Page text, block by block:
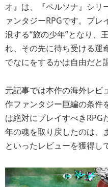
オ』は、『ペルソナ』シリ
ァンタジーRPGです。プ
浪する“旅の少年”となり、
れ、その先に待ち受ける運
でなにをするかは自由だと
元記事では本作の海外レビ
作ファンタジー巨編の条件
は絶対にプレイすべきRPG
年の魂を取り戻したのは、
といったレビューを獲得し